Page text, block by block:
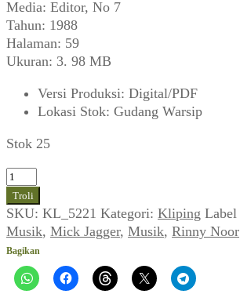
Media: Editor, No 7
Tahun: 1988
Halaman: 59
Ukuran: 3. 98 MB
Versi Produksi: Digital/PDF
Lokasi Stok: Gudang Warsip
Stok 25
Kuantitas
Rinny
Noor:
Mimpi
dengan
Mick
Jagger
Troli
SKU: KL_5221 Kategori: Kliping Label
Musik, Mick Jagger, Musik, Rinny Noor
Bagikan